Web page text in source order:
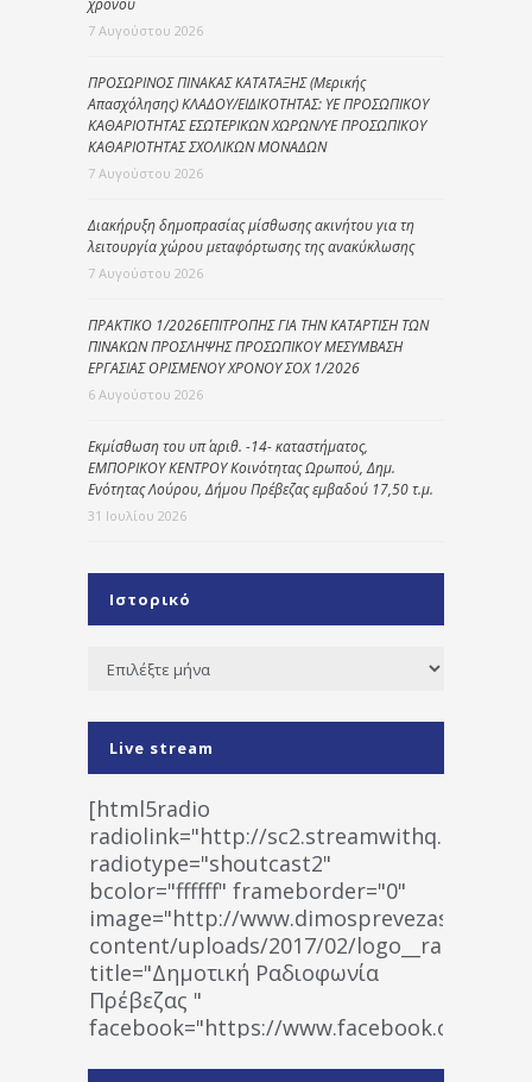
7 Αυγούστου 2026
ΠΡΟΣΩΡΙΝΟΣ ΠΙΝΑΚΑΣ ΚΑΤΑΤΑΞΗΣ (Μερικής
Απασχόλησης) ΚΛΑΔΟΥ/ΕΙΔΙΚΟΤΗΤΑΣ: ΥΕ ΠΡΟΣΩΠΙΚΟΥ
ΚΑΘΑΡΙΟΤΗΤΑΣ ΕΣΩΤΕΡΙΚΩΝ ΧΩΡΩΝ/ΥΕ ΠΡΟΣΩΠΙΚΟΥ
ΚΑΘΑΡΙΟΤΗΤΑΣ ΣΧΟΛΙΚΩΝ ΜΟΝΑΔΩΝ
7 Αυγούστου 2026
Διακήρυξη δημοπρασίας μίσθωσης ακινήτου για τη
λειτουργία χώρου μεταφόρτωσης της ανακύκλωσης
7 Αυγούστου 2026
ΠΡΑΚΤΙΚΟ 1/2026ΕΠΙΤΡΟΠΗΣ ΓΙΑ ΤΗΝ ΚΑΤΑΡΤΙΣΗ ΤΩΝ
ΠΙΝΑΚΩΝ ΠΡΟΣΛΗΨΗΣ ΠΡΟΣΩΠΙΚΟΥ ΜΕΣΥΜΒΑΣΗ
ΕΡΓΑΣΙΑΣ ΟΡΙΣΜΕΝΟΥ ΧΡΟΝΟΥ ΣΟΧ 1/2026
6 Αυγούστου 2026
Εκμίσθωση του υπ΄ αριθ. -14- καταστήματος,
ΕΜΠΟΡΙΚΟΥ ΚΕΝΤΡΟΥ Κοινότητας Ωρωπού, Δημ.
Ενότητας Λούρου, Δήμου Πρέβεζας εμβαδού 17,50 τ.μ.
31 Ιουλίου 2026
Ιστορικό
Ιστορικό
Live stream
[html5radio
radiolink="http://
radiotype="shoutcast2"
bcolor="ffffff" frameborder="0"
image="http://www.dimosprevezas.gr/wp-
content/uploads/2017/02/
title="Δημοτική Ραδιοφωνία
Πρέβεζας "
facebook="https://www.facebook.com/